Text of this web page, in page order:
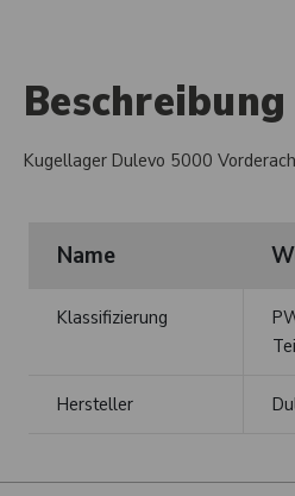
Beschreibung
Kugellager Dulevo 5000
Name
Klassifizierung
Hersteller